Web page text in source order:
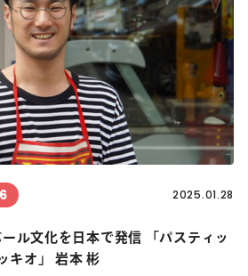
2025.01.28
ル文化を日本で発信 「パスティッ
キオ」 岩本 彬